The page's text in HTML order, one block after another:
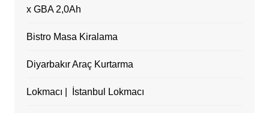
x GBA 2,0Ah
Bistro Masa Kiralama
Diyarbakır Araç Kurtarma
Lokmacı | İstanbul Lokmacı